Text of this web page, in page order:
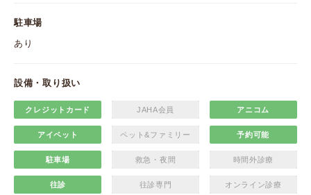
駐車場
あり
設備・取り扱い
クレジットカード JAHA会員 アニコム
アイペット ペット&ファミリー 予約可能
駐車場 救急・夜間 時間外診療
往診 往診専門 オンライン診療